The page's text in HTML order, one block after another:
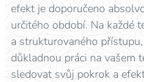
efekt je doporučeno
určitého období. Na každé
a strukturovaného
důkladnou práci na vašem
sledovat svůj pokrok a